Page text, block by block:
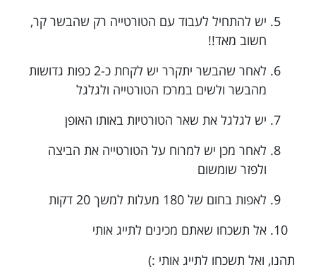
יש להתחיל לעבוד עם הטורטייה רק שהבשר קר,
חשוב מאד!!
לאחר שהבשר יתקרר יש לקחת כ-2 כפות גדושות
מהבשר ולשים במרכז הטורטייה ולגלגל
יש לגלגל את שאר הטורטיות באותו האופן
לאחר מכן יש למרוח על הטורטייה את הביצה
ולפזר שומשום
לאפות בחום של 180 מעלות למשך 20 דקות
אל תשכחו שאתם מכינים לתייג אותי
תהנו, ואל תשכחו לתייג אותי :)